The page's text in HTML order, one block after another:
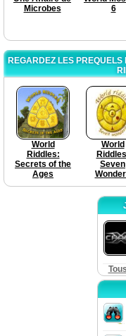
Microbes
6
REGARDEZ LES
World
Riddles:
Secrets of the
Ages
World
Seven